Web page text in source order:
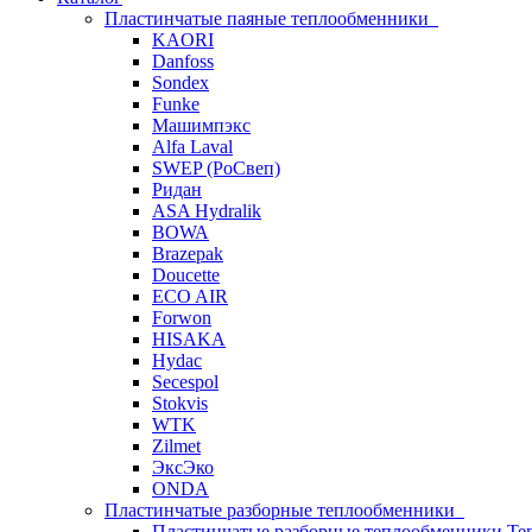
Пластинчатые паяные теплообменники
KAORI
Danfoss
Sondex
Funke
Машимпэкс
Alfa Laval
SWEP (РоСвеп)
Ридан
ASA Hydralik
BOWA
Brazepak
Doucette
ECO AIR
Forwon
HISAKA
Hydac
Secespol
Stokvis
WTK
Zilmet
ЭксЭко
ONDA
Пластинчатые разборные теплообменники